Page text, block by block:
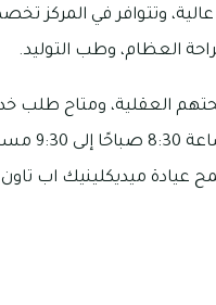
عالية، وتتوافر في المركز
العظام، وطب التوليد.
العقلية، ومتاح طلب
ميديكلينيك
يوم الجمعة، وتسمح عيادة